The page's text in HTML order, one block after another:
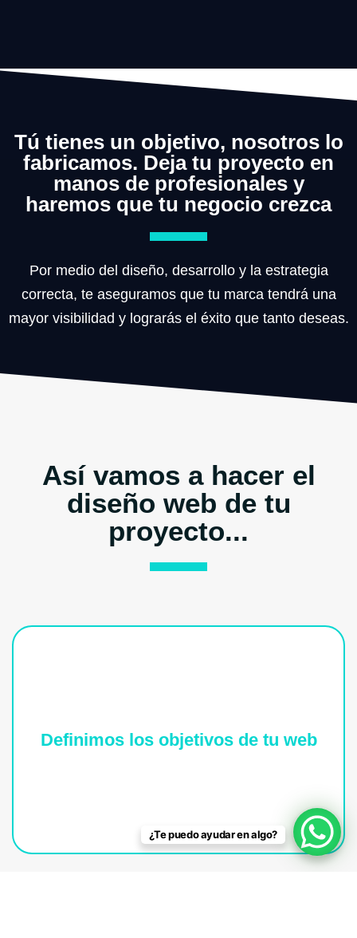
Tú tienes un objetivo, nosotros lo
fabricamos. Deja tu proyecto en
manos de profesionales y
haremos que tu negocio crezca
Por medio del diseño, desarrollo y la estrategia
correcta, te aseguramos que tu marca tendrá una
mayor visibilidad y lograrás el éxito que tanto deseas.
Así vamos a hacer el
diseño web de tu
proyecto...
Definimos los objetivos de tu web
¿Te puedo ayudar en algo?